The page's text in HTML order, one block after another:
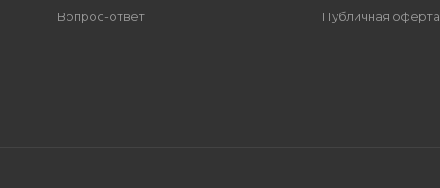
Вопрос-ответ
Публичная оферта